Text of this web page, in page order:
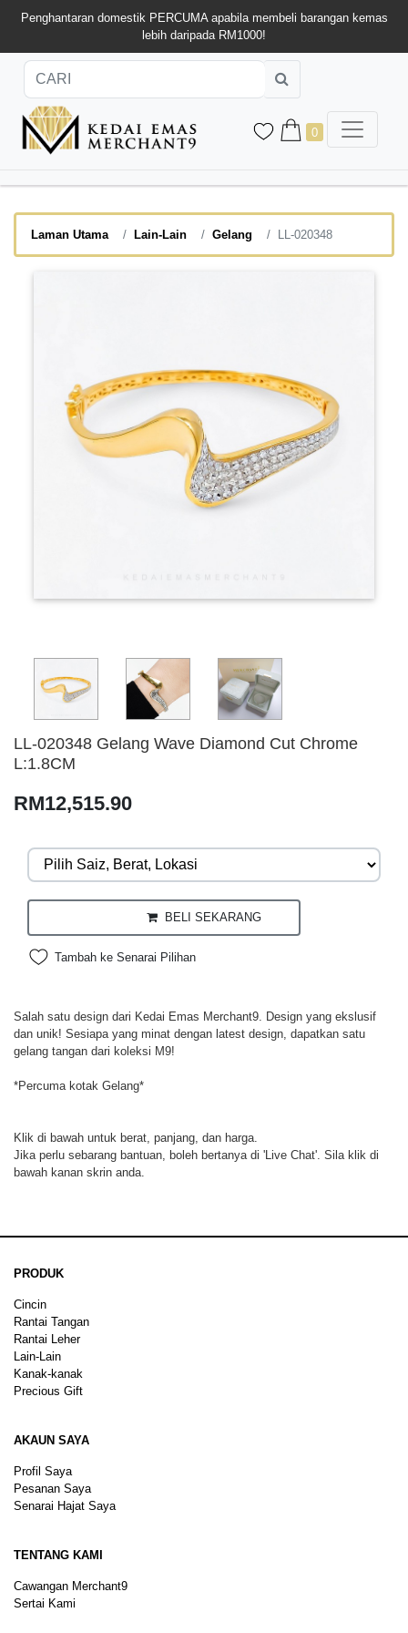
Penghantaran domestik PERCUMA apabila membeli barangan kemas
lebih daripada RM1000!
0
Laman Utama Lain-Lain Gelang LL-020348
LL-020348 Gelang Wave Diamond Cut Chrome
L:1.8CM
RM12,515.90
BELI SEKARANG
Tambah ke Senarai Pilihan
Salah satu design dari Kedai Emas Merchant9. Design yang ekslusif
dan unik! Sesiapa yang minat dengan latest design, dapatkan satu
gelang tangan dari koleksi M9!
*Percuma kotak Gelang*
Klik di bawah untuk berat, panjang, dan harga.
Jika perlu sebarang bantuan, boleh bertanya di 'Live Chat'. Sila klik di
bawah kanan skrin anda.
PRODUK
Cincin
Rantai Tangan
Rantai Leher
Lain-Lain
Kanak-kanak
Precious Gift
AKAUN SAYA
Profil Saya
Pesanan Saya
Senarai Hajat Saya
TENTANG KAMI
Cawangan Merchant9
Sertai Kami